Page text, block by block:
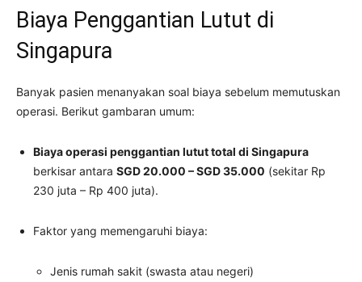
Biaya Penggantian Lutut di
Singapura
Banyak pasien menanyakan soal biaya sebelum memutuskan
operasi. Berikut gambaran umum:
Biaya operasi penggantian lutut total di Singapura
berkisar antara SGD 20.000 – SGD 35.000 (sekitar Rp
230 juta – Rp 400 juta).
Faktor yang memengaruhi biaya:
Jenis rumah sakit (swasta atau negeri)